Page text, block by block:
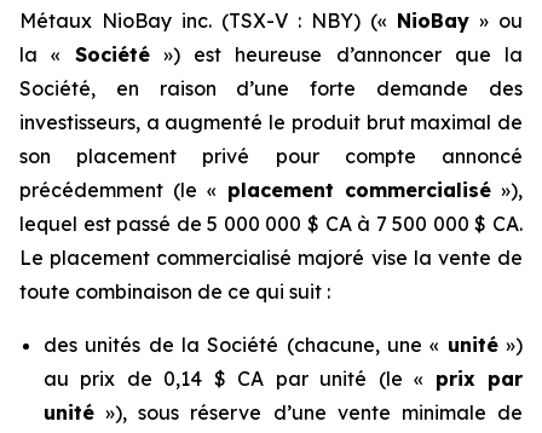
Métaux NioBay inc. (TSX-V : NBY) (« NioBay » ou
la « Société») est heureuse d’annoncer que la
Société, en raison d’une forte demande des
investisseurs, a augmenté le produit brut maximal de
son placement privé pour compte annoncé
précédemment (le « placement commercialisé»),
lequel est passé de 5 000 000 $ CA à 7 500 000 $ CA.
Le placement commercialisé majoré vise la vente de
toute combinaison de ce qui suit :
des unités de la Société (chacune, une « unité»)
au prix de 0,14 $ CA par unité (le « prix par
unité »), sous réserve d’une vente minimale de